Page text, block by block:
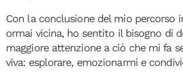
Con la conclusione del mio percorso
ormai vicina, ho sentito il bisogno di
maggiore attenzione a ciò che mi fa
viva: esplorare, emozionarmi e